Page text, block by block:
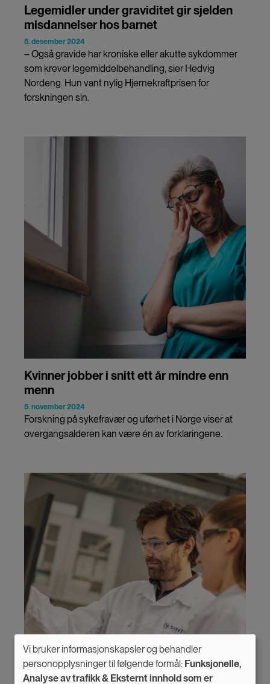
Legemidler under graviditet gir sjelden
misdannelser hos barnet
5. desember 2024
– Også gravide har kroniske eller akutte sykdommer
som krever legemiddelbehandling, sier Hedvig
Nordeng. Hun vant nylig Hjernekraftprisen for
forskningen sin.
Kvinner jobber i snitt ett år mindre enn
menn
5. november 2024
Forskning på sykefravær og uførhet i Norge viser at
overgangsalderen kan være én av forklaringene.
Use
Vi bruker informasjonskapsler og behandler
personopplysninger til følgende formål: Funksjonelle,
Analyse av trafikk & Eksternt innhold som er